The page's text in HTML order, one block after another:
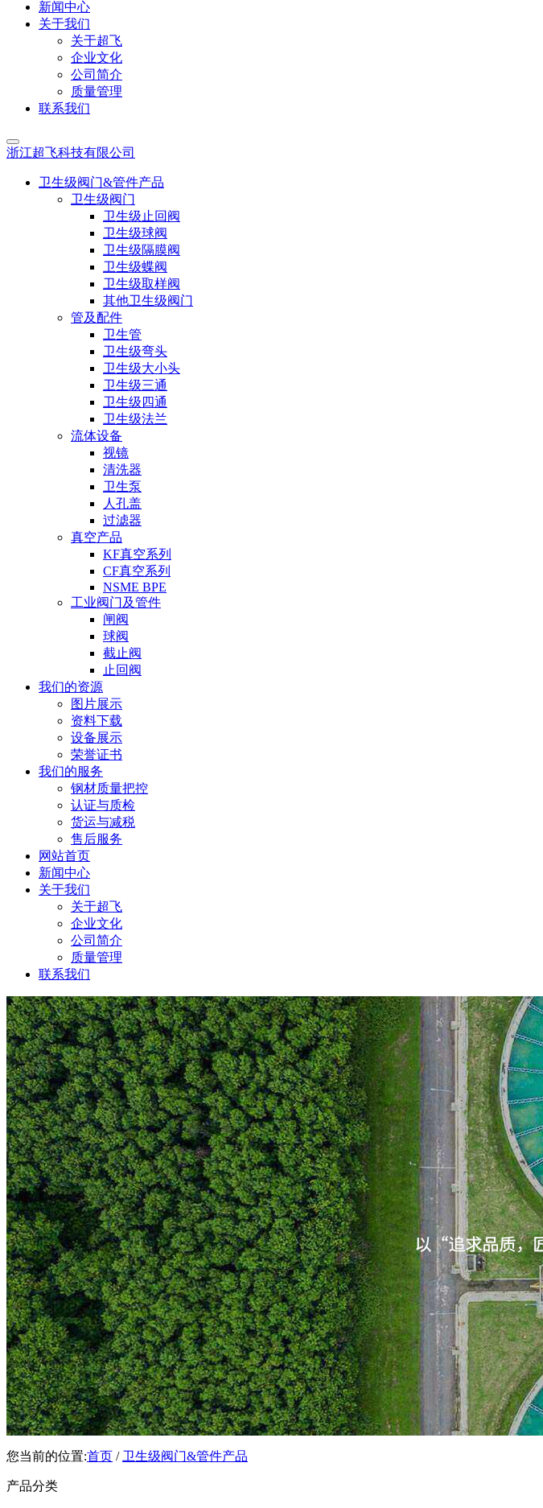
新闻中心
关于我们
关于超飞
企业文化
公司简介
质量管理
联系我们
浙江超飞科技有限公司
卫生级阀门&管件产品
卫生级阀门
卫生级止回阀
卫生级球阀
卫生级隔膜阀
卫生级蝶阀
卫生级取样阀
其他卫生级阀门
管及配件
卫生管
卫生级弯头
卫生级大小头
卫生级三通
卫生级四通
卫生级法兰
流体设备
视镜
清洗器
卫生泵
人孔盖
过滤器
真空产品
KF真空系列
CF真空系列
NSME BPE
工业阀门及管件
闸阀
球阀
截止阀
止回阀
我们的资源
图片展示
资料下载
设备展示
荣誉证书
我们的服务
钢材质量把控
认证与质检
货运与减税
售后服务
网站首页
新闻中心
关于我们
关于超飞
企业文化
公司简介
质量管理
联系我们
您当前的位置:首页 / 卫生级阀门&管件产品
产品分类